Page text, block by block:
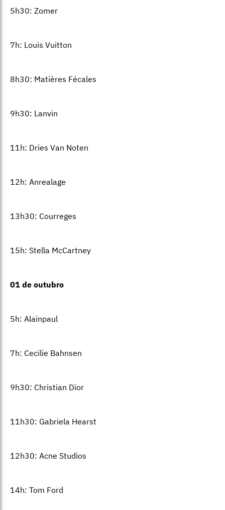
5h30: Zomer
7h: Louis Vuitton
8h30: Matières Fécales
9h30: Lanvin
11h: Dries Van Noten
12h: Anrealage
13h30: Courreges
15h: Stella McCartney
01 de outubro
5h: Alainpaul
7h: Cecilie Bahnsen
9h30: Christian Dior
11h30: Gabriela Hearst
12h30: Acne Studios
14h: Tom Ford